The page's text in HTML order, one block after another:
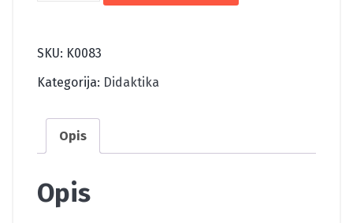
SKU: K0083
Kategorija: Didaktika
Opis
Opis